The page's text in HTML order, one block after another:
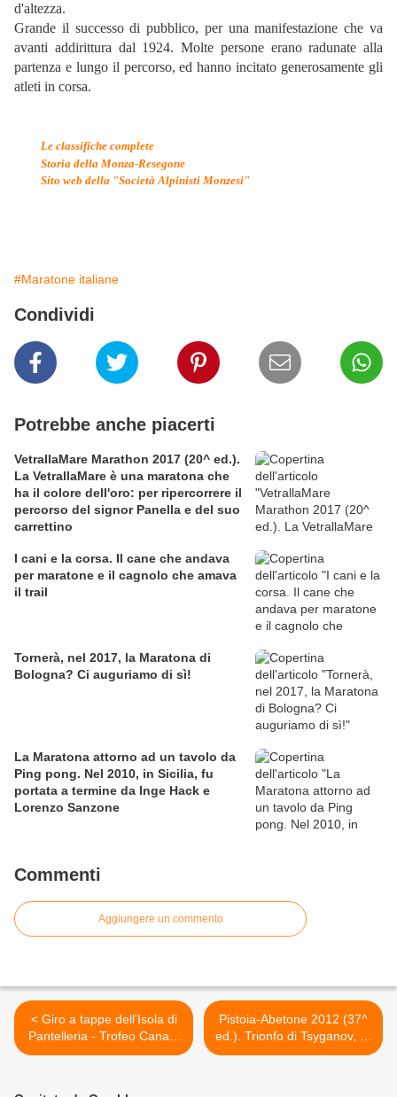
d'altezza.
Grande il successo di pubblico, per una manifestazione che va
avanti addirittura dal 1924. Molte persone erano radunate alla
partenza e lungo il percorso, ed hanno incitato generosamente gli
atleti in corsa.
Le classifiche complete
Storia della Monza-Resegone
Sito web della "Società Alpinisti Monzesi"
#Maratone italiane
Condividi
Potrebbe anche piacerti
VetrallaMare Marathon 2017 (20^ ed.).
La VetrallaMare è una maratona che
ha il colore dell'oro: per ripercorrere il
percorso del signor Panella e del suo
carrettino
I cani e la corsa. Il cane che andava
per maratone e il cagnolo che amava
il trail
Tornerà, nel 2017, la Maratona di
Bologna? Ci auguriamo di sì!
La Maratona attorno ad un tavolo da
Ping pong. Nel 2010, in Sicilia, fu
portata a termine da Inge Hack e
Lorenzo Sanzone
Commenti
Aggiungere un commento
< Giro a tappe dell'Isola di
Pantelleria - Trofeo Canale
di Sicila (1^ ed.). Nella 1^
Pistoia-Abetone 2012 (37^
ed.). Trionfo di Tsyganov, Di
Cecco secondo. Tra le